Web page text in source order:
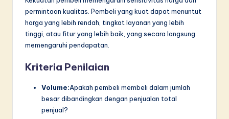
permintaan kualitas. Pembeli yang kuat dapat menuntut
harga yang lebih rendah, tingkat layanan yang lebih
tinggi, atau fitur yang lebih baik, yang secara langsung
memengaruhi pendapatan.
Kriteria Penilaian
Volume:Apakah pembeli membeli dalam jumlah
besar dibandingkan dengan penjualan total
penjual?